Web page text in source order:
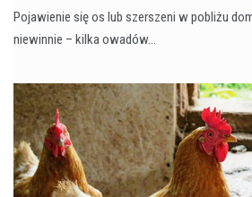
Pojawienie się os lub szerszeni w pobliżu
niewinnie – kilka owadów…